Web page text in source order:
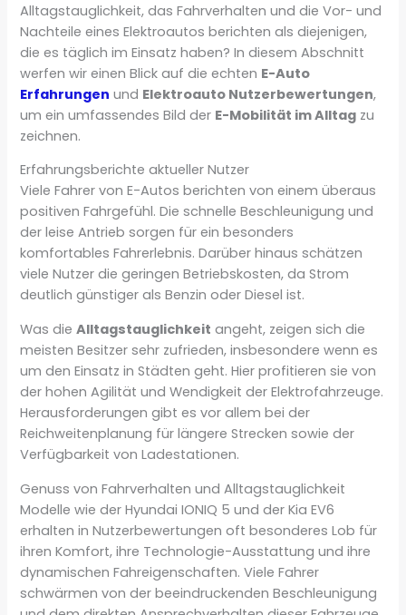
Alltagstauglichkeit, das Fahrverhalten und die Vor- und
Nachteile eines Elektroautos berichten als diejenigen,
die es täglich im Einsatz haben? In diesem Abschnitt
werfen wir einen Blick auf die echten E-Auto
Erfahrungen und Elektroauto Nutzerbewertungen,
um ein umfassendes Bild der E-Mobilität im Alltag zu
zeichnen.
Erfahrungsberichte aktueller Nutzer
Viele Fahrer von E-Autos berichten von einem überaus
positiven Fahrgefühl. Die schnelle Beschleunigung und
der leise Antrieb sorgen für ein besonders
komfortables Fahrerlebnis. Darüber hinaus schätzen
viele Nutzer die geringen Betriebskosten, da Strom
deutlich günstiger als Benzin oder Diesel ist.
Was dieAlltagstauglichkeit angeht, zeigen sich die
meisten Besitzer sehr zufrieden, insbesondere wenn es
um den Einsatz in Städten geht. Hier profitieren sie von
der hohen Agilität und Wendigkeit der Elektrofahrzeuge.
Herausforderungen gibt es vor allem bei der
Reichweitenplanung für längere Strecken sowie der
Verfügbarkeit von Ladestationen.
Genuss von Fahrverhalten und Alltagstauglichkeit
Modelle wie der Hyundai IONIQ 5 und der Kia EV6
erhalten in Nutzerbewertungen oft besonderes Lob für
ihren Komfort, ihre Technologie-Ausstattung und ihre
dynamischen Fahreigenschaften. Viele Fahrer
schwärmen von der beeindruckenden Beschleunigung